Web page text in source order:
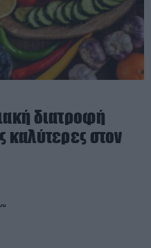
διατροφή
καλύτερες στον